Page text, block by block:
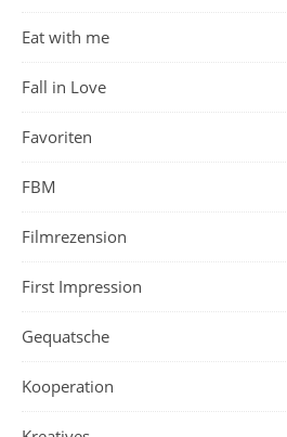
Eat with me
Fall in Love
Favoriten
FBM
Filmrezension
First Impression
Gequatsche
Kooperation